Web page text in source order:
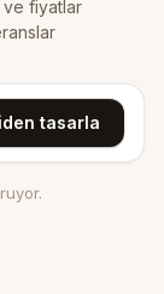
ve fiyatlar
tasarla